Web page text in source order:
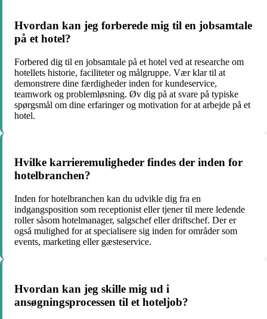
Hvordan kan jeg forberede mig til en jobsamtale
på et hotel?
Forbered dig til en jobsamtale på et hotel ved at researche om
hotellets historie, faciliteter og målgruppe. Vær klar til at
demonstrere dine færdigheder inden for kundeservice,
teamwork og problemløsning. Øv dig på at svare på typiske
spørgsmål om dine erfaringer og motivation for at arbejde på et
hotel.
Hvilke karrieremuligheder findes der inden for
hotelbranchen?
Inden for hotelbranchen kan du udvikle dig fra en
indgangsposition som receptionist eller tjener til mere ledende
roller såsom hotelmanager, salgschef eller driftschef. Der er
også mulighed for at specialisere sig inden for områder som
events, marketing eller gæsteservice.
Hvordan kan jeg skille mig ud i
ansøgningsprocessen til et hoteljob?